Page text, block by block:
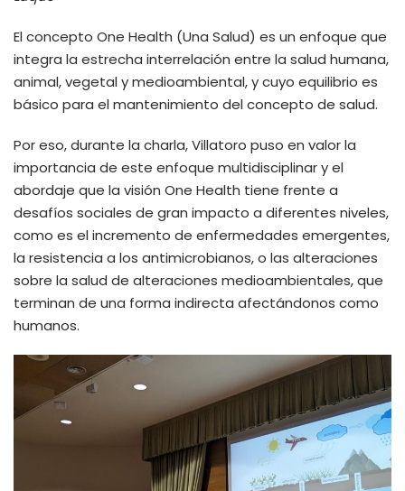
El concepto One Health (Una Salud) es un enfoque que
integra la estrecha interrelación entre la salud humana,
animal, vegetal y medioambiental, y cuyo equilibrio es
básico para el mantenimiento del concepto de salud.
Por eso, durante la charla, Villatoro puso en valor la
importancia de este enfoque multidisciplinar y el
abordaje que la visión One Health tiene frente a
desafíos sociales de gran impacto a diferentes niveles,
como es el incremento de enfermedades emergentes,
la resistencia a los antimicrobianos, o las alteraciones
sobre la salud de alteraciones medioambientales, que
terminan de una forma indirecta afectándonos como
humanos.